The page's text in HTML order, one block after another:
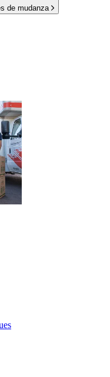
de mudanza